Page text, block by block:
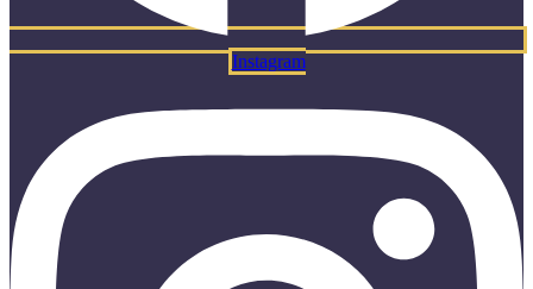
Instagram